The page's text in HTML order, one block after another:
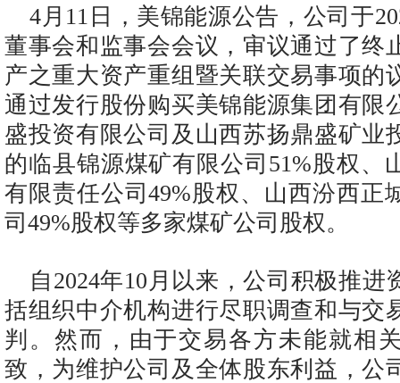
4月11日，美锦能源公告，公司于
董事会和监事会会议，审议通过了终
产之重大资产重组暨关联交易事项的
通过发行股份购买美锦能源集团有限
盛投资有限公司及山西苏扬鼎盛矿业
的临县锦源煤矿有限公司51%股权、
有限责任公司49%股权、山西汾西正
司49%股权等多家煤矿公司股权。
自2024年10月以来，公司积极推进
括组织中介机构进行尽职调查和与交
判。然而，由于交易各方未能就相
致，为维护公司及全体股东利益，公